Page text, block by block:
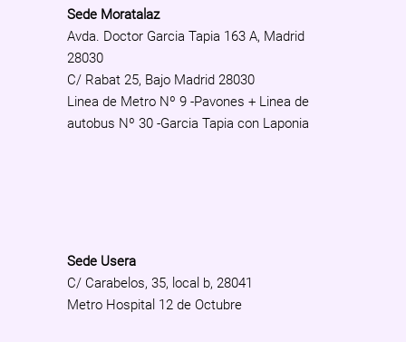
Sede Moratalaz
Avda. Doctor Garcia Tapia 163 A, Madrid
28030
C/ Rabat 25, Bajo Madrid 28030
Linea de Metro Nº 9 -Pavones + Linea de
autobus Nº 30 -Garcia Tapia con Laponia
Sede Usera
C/ Carabelos, 35, local b, 28041
Metro Hospital 12 de Octubre